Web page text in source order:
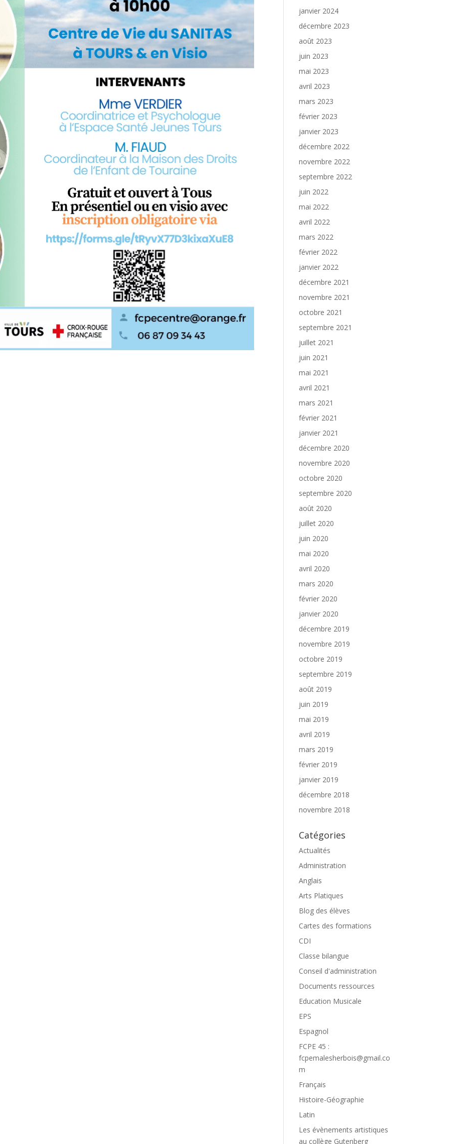
janvier 2024
décembre 2023
août 2023
juin 2023
mai 2023
avril 2023
mars 2023
février 2023
janvier 2023
décembre 2022
novembre 2022
septembre 2022
juin 2022
mai 2022
avril 2022
mars 2022
février 2022
janvier 2022
décembre 2021
novembre 2021
octobre 2021
septembre 2021
juillet 2021
juin 2021
mai 2021
avril 2021
mars 2021
février 2021
janvier 2021
décembre 2020
novembre 2020
octobre 2020
septembre 2020
août 2020
juillet 2020
juin 2020
mai 2020
avril 2020
mars 2020
février 2020
janvier 2020
décembre 2019
novembre 2019
octobre 2019
septembre 2019
août 2019
juin 2019
mai 2019
avril 2019
mars 2019
février 2019
janvier 2019
décembre 2018
novembre 2018
Catégories
Actualités
Administration
Anglais
Arts Platiques
Blog des élèves
Cartes des formations
CDI
Classe bilangue
Conseil d'administration
Documents ressources
Education Musicale
EPS
Espagnol
FCPE 45 :
fcpemalesherbois@gmail.co
m
Français
Histoire-Géographie
Latin
Les évènements artistiques
au collège Gutenberg